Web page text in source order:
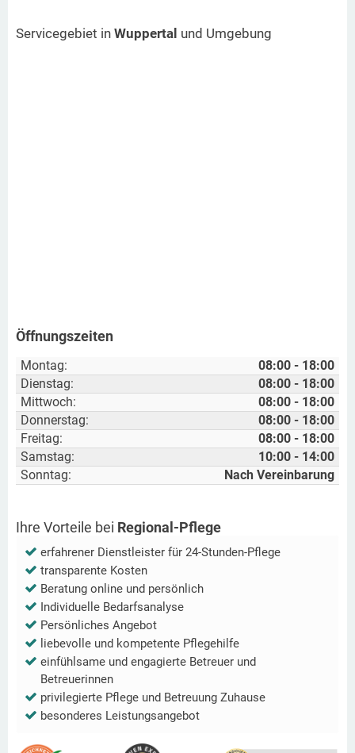
Servicegebiet in Wuppertal und Umgebung
Öffnungszeiten
Montag:
08:00 - 18:00
Dienstag:
08:00 - 18:00
Mittwoch:
08:00 - 18:00
Donnerstag:
08:00 - 18:00
Freitag:
08:00 - 18:00
Samstag:
10:00 - 14:00
Sonntag:
Nach Vereinbarung
Ihre Vorteile bei Regional-Pflege
erfahrener Dienstleister für 24-Stunden-Pflege
transparente Kosten
Beratung online und persönlich
Individuelle Bedarfsanalyse
Persönliches Angebot
liebevolle und kompetente Pflegehilfe
einfühlsame und engagierte Betreuer und
Betreuerinnen
privilegierte Pflege und Betreuung Zuhause
besonderes Leistungsangebot